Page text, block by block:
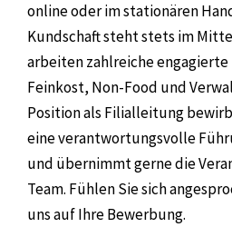
online oder im stationären
Kundschaft steht stets im
arbeiten zahlreiche
Feinkost, Non-Food und
Position als Filialleitung
eine verantwortungsvolle
und übernimmt gerne die
Team. Fühlen Sie sich
uns auf Ihre Bewerbung.